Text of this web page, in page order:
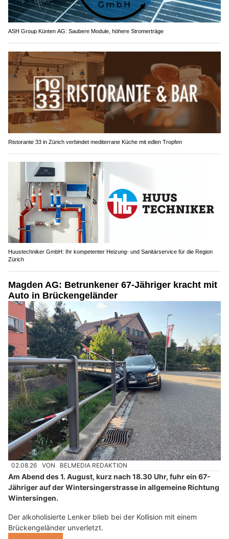
ASH Group Künten AG: Saubere Module, höhere Stromerträge
Ristorante 33 in Zürich verbindet mediterrane Küche mit edlen Tropfen
Huustechniker GmbH: Ihr kompetenter Heizung- und Sanitärservice für die Region
Zürich
Magden AG: Betrunkener 67-Jähriger kracht mit
Auto in Brückengeländer
02.08.26 VON BELMEDIA REDAKTION
Am Abend des 1. August, kurz nach 18.30 Uhr, fuhr ein 67-
Jähriger auf der Wintersingerstrasse in allgemeine Richtung
Wintersingen.
Der alkoholisierte Lenker blieb bei der Kollision mit einem
Brückengeländer unverletzt.